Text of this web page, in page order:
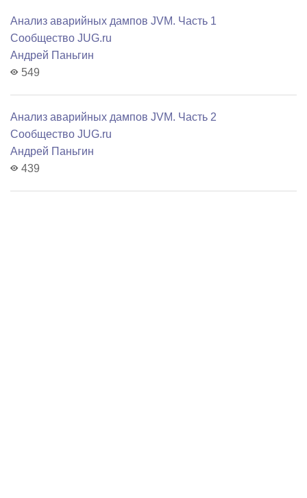
Анализ аварийных дампов JVM. Часть 1
Сообщество JUG.ru
Андрей Паньгин
549
Анализ аварийных дампов JVM. Часть 2
Сообщество JUG.ru
Андрей Паньгин
439